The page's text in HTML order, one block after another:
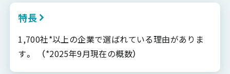
特長
1,700社*以上の企業で選ばれている理由がありま
す。 （*2025年9月現在の概数）